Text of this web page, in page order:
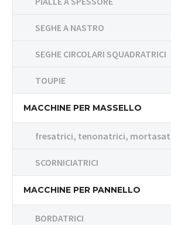
SEGHE A NASTRO
SEGHE CIRCOLARI SQUADRATRICI
TOUPIE
MACCHINE PER MASSELLO
fresatrici, tenonatrici,
SCORNICIATRICI
MACCHINE PER PANNELLO
BORDATRICI